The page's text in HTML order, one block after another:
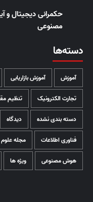
حکمرانی دیجیتال و
مصنوعی
دسته‌ها
آموزش آموزش بازاریابی
تجارت الکترونیک تنظیم
دسته بندی نشده دیدگاه
فناوری اطلاعات مجله علوم
هوش مصنوعی ویژه ها